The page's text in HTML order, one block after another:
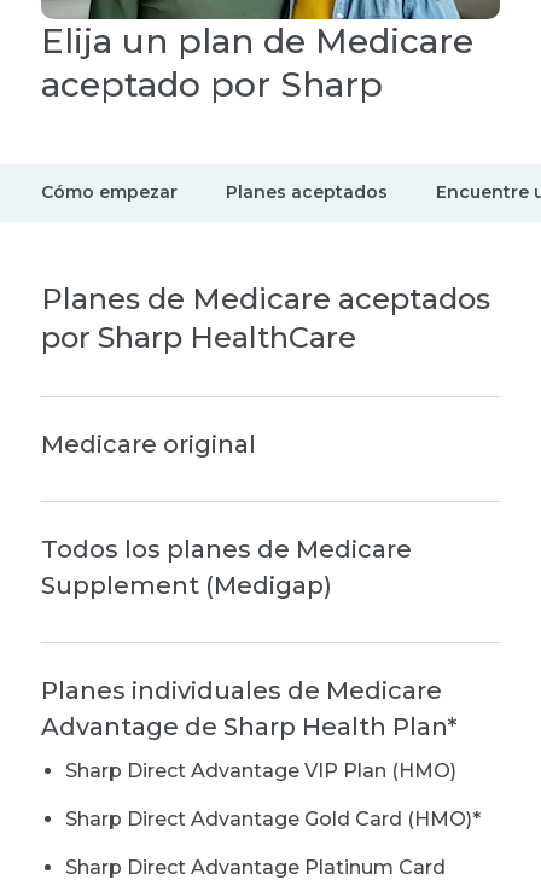
Elija un plan de Medicare
aceptado por Sharp
Cómo empezar Planes aceptados Encuentre
Planes de Medicare aceptados
por Sharp HealthCare
Medicare original
Todos los planes de Medicare
Supplement (Medigap)
Planes individuales de Medicare
Advantage de Sharp Health Plan*
Sharp Direct Advantage VIP Plan (HMO)
Sharp Direct Advantage Gold Card (HMO)*
Sharp Direct Advantage Platinum Card